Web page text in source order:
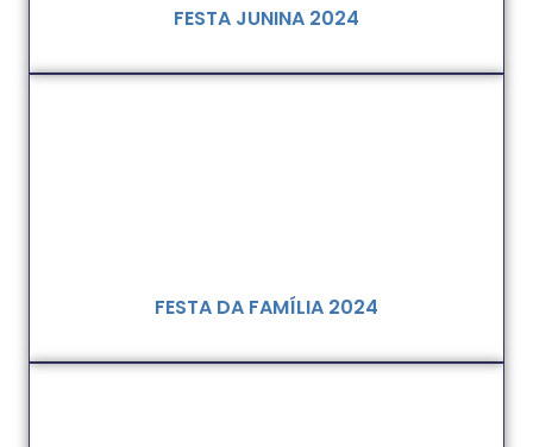
FESTA JUNINA 2024
FESTA DA FAMÍLIA 2024